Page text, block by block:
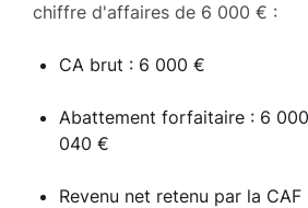
chiffre d'affaires de 6 000 € :
CA brut : 6 000 €
Abattement forfaitaire : 6
040 €
Revenu net retenu par la